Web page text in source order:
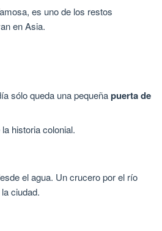
es uno de los restos
en Asia.
sólo queda una pequeñapuerta de
historia colonial.
el agua. Un crucero por el río
ciudad.